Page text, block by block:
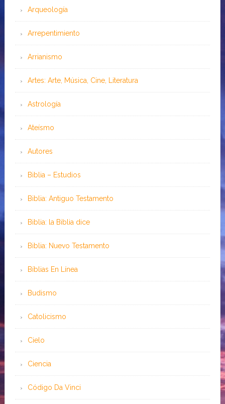
Arqueología
Arrepentimiento
Arrianismo
Artes: Arte, Música, Cine, Literatura
Astrología
Ateísmo
Autores
Biblia – Estudios
Biblia: Antiguo Testamento
Biblia: la Biblia dice
Biblia: Nuevo Testamento
Bíblias En Línea
Budismo
Catolicismo
Cielo
Ciencia
Código Da Vinci